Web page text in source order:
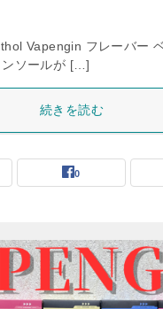
Vapengin フレーバー
ンソールが […]
続きを読む
0